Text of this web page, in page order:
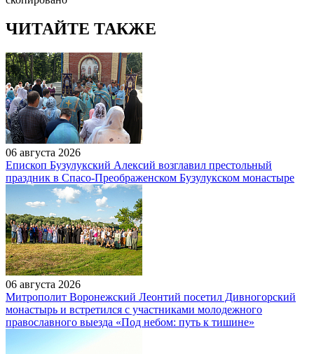
ЧИТАЙТЕ ТАКЖЕ
06 августа 2026
Епископ Бузулукский Алексий возглавил престольный
праздник в Спасо-Преображенском Бузулукском монастыре
06 августа 2026
Митрополит Воронежский Леонтий посетил Дивногорский
монастырь и встретился с участниками молодежного
православного выезда «Под небом: путь к тишине»